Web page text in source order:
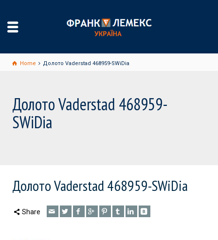
Home Долото Vaderstad 468959-SWiDia
Долото Vaderstad 468959-
SWiDia
Долото Vaderstad 468959-SWiDia
Share